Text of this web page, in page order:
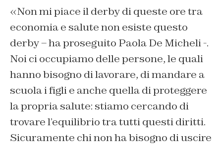
«Non mi piace il derby di queste ore tra
economia e salute non esiste questo
derby – ha proseguito Paola De Micheli -.
Noi ci occupiamo delle persone, le quali
hanno bisogno di lavorare, di mandare a
scuola i figli e anche quella di proteggere
la propria salute: stiamo cercando di
trovare l’equilibrio tra tutti questi diritti.
Sicuramente chi non ha bisogno di uscire